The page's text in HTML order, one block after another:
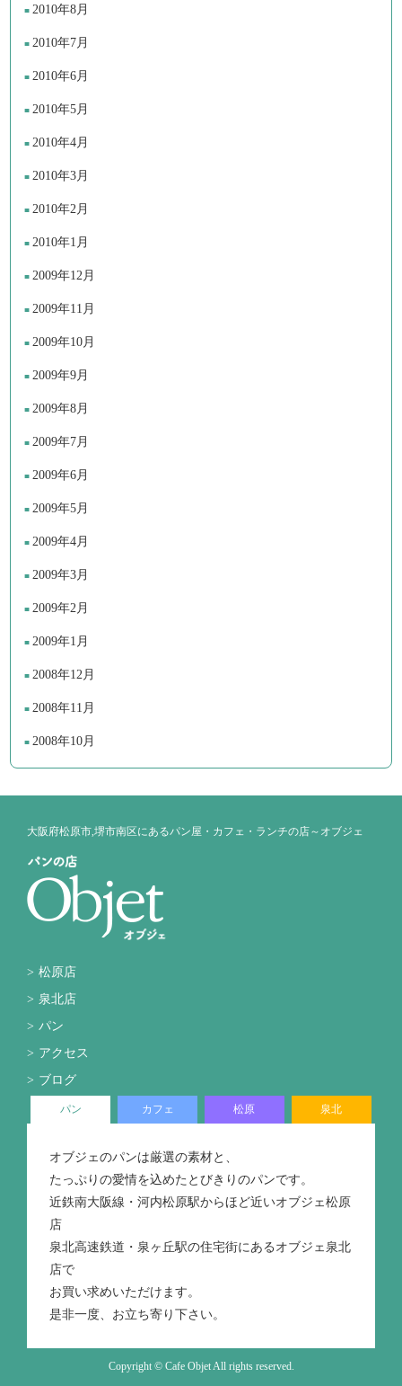
2010年8月
2010年7月
2010年6月
2010年5月
2010年4月
2010年3月
2010年2月
2010年1月
2009年12月
2009年11月
2009年10月
2009年9月
2009年8月
2009年7月
2009年6月
2009年5月
2009年4月
2009年3月
2009年2月
2009年1月
2008年12月
2008年11月
2008年10月
大阪府松原市,堺市南区にあるパン屋・カフェ・ランチの店～オブジェ
松原店
泉北店
パン
アクセス
ブログ
パン カフェ 松原 泉北
オブジェのパンは厳選の素材と、
たっぷりの愛情を込めたとびきりのパンです。
近鉄南大阪線・河内松原駅からほど近いオブジェ松原
店
泉北高速鉄道・泉ヶ丘駅の住宅街にあるオブジェ泉北
店で
お買い求めいただけます。
是非一度、お立ち寄り下さい。
Copyright © Cafe Objet All rights reserved.